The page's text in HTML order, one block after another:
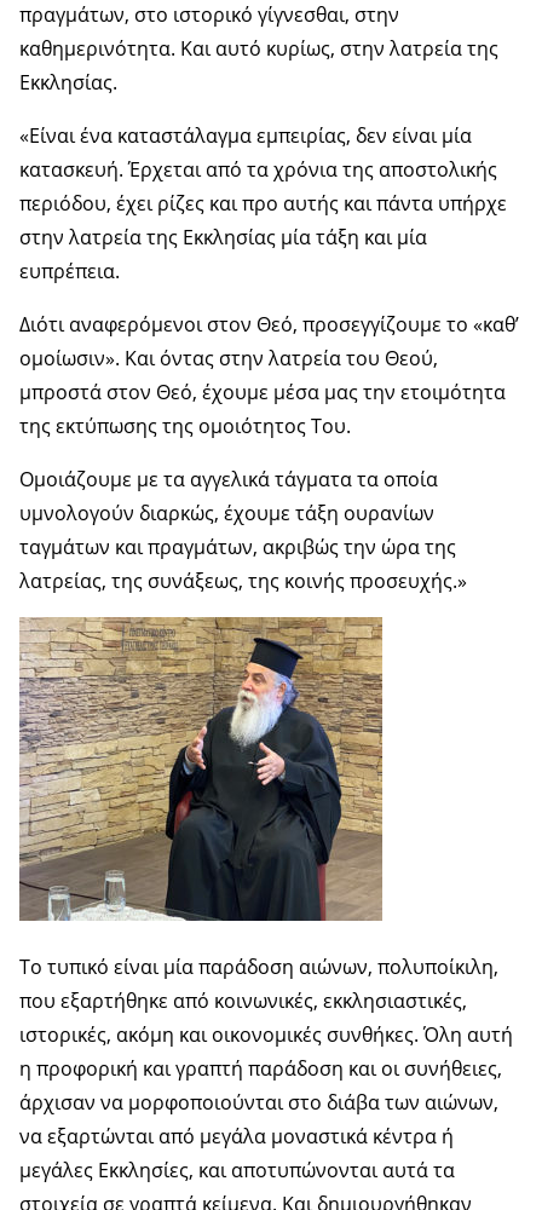
πραγμάτων, στο ιστορικό γίγνεσθαι, στην
καθημερινότητα. Και αυτό κυρίως, στην λατρεία της
Εκκλησίας.
«Είναι ένα καταστάλαγμα εμπειρίας, δεν είναι μία
κατασκευή. Έρχεται από τα χρόνια της αποστολικής
περιόδου, έχει ρίζες και προ αυτής και πάντα υπήρχε
στην λατρεία της Εκκλησίας μία τάξη και μία
ευπρέπεια.
Διότι αναφερόμενοι στον Θεό, προσεγγίζουμε το «καθ’
ομοίωσιν». Και όντας στην λατρεία του Θεού,
μπροστά στον Θεό, έχουμε μέσα μας την ετοιμότητα
της εκτύπωσης της ομοιότητος Του.
Ομοιάζουμε με τα αγγελικά τάγματα τα οποία
υμνολογούν διαρκώς, έχουμε τάξη ουρανίων
ταγμάτων και πραγμάτων, ακριβώς την ώρα της
λατρείας, της συνάξεως, της κοινής προσευχής.»
Το τυπικό είναι μία παράδοση αιώνων, πολυποίκιλη,
που εξαρτήθηκε από κοινωνικές, εκκλησιαστικές,
ιστορικές, ακόμη και οικονομικές συνθήκες. Όλη αυτή
η προφορική και γραπτή παράδοση και οι συνήθειες,
άρχισαν να μορφοποιούνται στο διάβα των αιώνων,
να εξαρτώνται από μεγάλα μοναστικά κέντρα ή
μεγάλες Εκκλησίες, και αποτυπώνονται αυτά τα
στοιχεία σε γραπτά κείμενα. Και δημιουργήθηκαν